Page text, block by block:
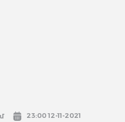
23:00 12-11-2021